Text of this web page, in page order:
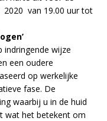
2020 van 19.00 uur tot
indringende wijze
een oudere
op werkelijke
fase. De
waarbij u in de huid
wat het betekent om